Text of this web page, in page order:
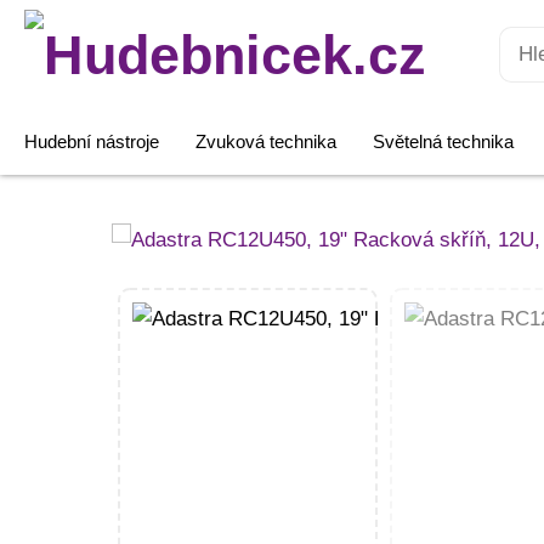
Hledat:
Hudební nástroje Zvuková technika Světelná technika
Adastra
19"